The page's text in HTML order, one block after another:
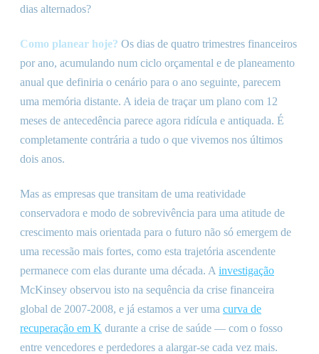
dias alternados?
Como planear hoje? Os dias de quatro trimestres financeiros
por ano, acumulando num ciclo orçamental e de planeamento
anual que definiria o cenário para o ano seguinte, parecem
uma memória distante. A ideia de traçar um plano com 12
meses de antecedência parece agora ridícula e antiquada. É
completamente contrária a tudo o que vivemos nos últimos
dois anos.
Mas as empresas que transitam de uma reatividade
conservadora e modo de sobrevivência para uma atitude de
crescimento mais orientada para o futuro não só emergem de
uma recessão mais fortes, como esta trajetória ascendente
permanece com elas durante uma década. A investigação
McKinsey observou isto na sequência da crise financeira
global de 2007-2008, e já estamos a ver uma curva de
recuperação em K durante a crise de saúde — com o fosso
entre vencedores e perdedores a alargar-se cada vez mais.